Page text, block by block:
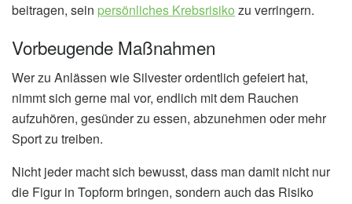
beitragen, sein persönliches Krebsrisiko zu verringern.
Vorbeugende Maßnahmen
Wer zu Anlässen wie Silvester ordentlich gefeiert hat,
nimmt sich gerne mal vor, endlich mit dem Rauchen
aufzuhören, gesünder zu essen, abzunehmen oder mehr
Sport zu treiben.
Nicht jeder macht sich bewusst, dass man damit nicht nur
die Figur in Topform bringen, sondern auch das Risiko